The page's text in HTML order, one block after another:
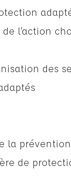
l’action
des
la
de